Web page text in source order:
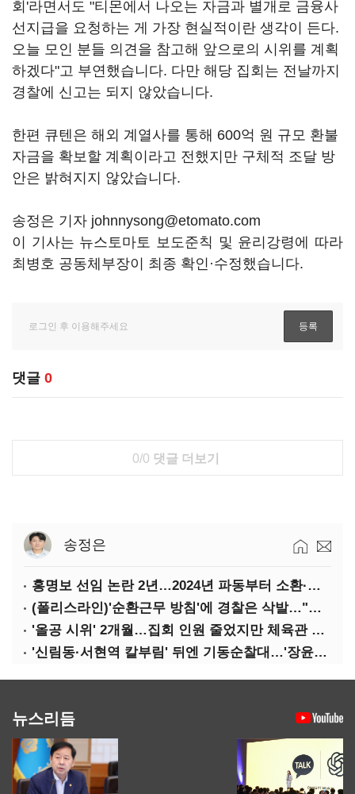
회'라면서도 "티몬에서 나오는 자금과 별개로 금융사
선지급을 요청하는 게 가장 현실적이란 생각이 든다.
오늘 모인 분들 의견을 참고해 앞으로의 시위를 계획
하겠다"고 부연했습니다. 다만 해당 집회는 전날까지
경찰에 신고는 되지 않았습니다.
한편 큐텐은 해외 계열사를 통해 600억 원 규모 환불
자금을 확보할 계획이라고 전했지만 구체적 조달 방
안은 밝혀지지 않았습니다.
송정은 기자 johnnysong@etomato.com
이 기사는 뉴스토마토 보도준칙 및 윤리강령에 따라
최병호 공동체부장이 최종 확인·수정했습니다.
댓글 0
0/0 댓글 더보기
송정은
홍명보 선임 논란 2년…2024년 파동부터 소환·압색까지
(폴리스라인)'순환근무 방침'에 경찰은 삭발…"베테랑·수사력 보강 먼저"
'올공 시위' 2개월…집회 인원 줄었지만 체육관 봉쇄 계속
'신림동·서현역 칼부림' 뒤엔 기동순찰대…'장윤기 은폐·조작' 후엔 내부비리수사대
뉴스리듬